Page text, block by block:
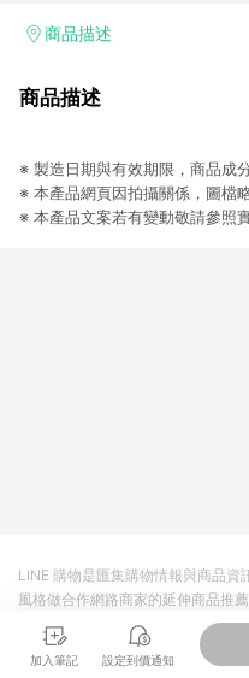
4. 不具回饋資格種類商品：電子
錄，相關問題請於保留時間內聯
話題性或期間限定商品來滿足您
商品描述
商品描述
※ 製造日期與有效期限，商品成
※ 本產品網頁因拍攝關係，圖檔
※ 本產品文案若有變動敬請參照
加入筆記 設定到價通知
LINE 購物是匯集購物情報與商品
風格做合作網路商家的延伸商品推
商品至各合作網路商家，確認現售
準。